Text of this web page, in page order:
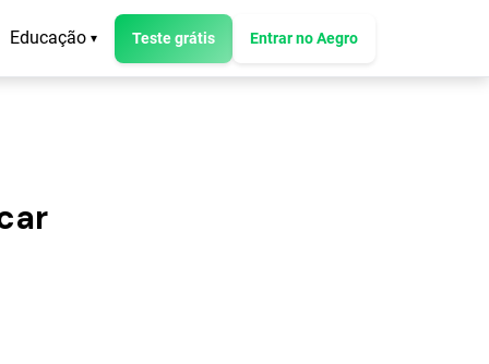
Educação ▾ Teste grátis Entrar no Aegro